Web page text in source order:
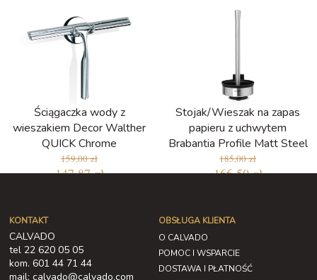
194,37 zł
dni: 203,15 zł
Ściągaczka wody z
wieszakiem Decor Walther
QUICK Chrome
159,00 zł
147,87 zł
Stojak/Wieszak na zapas
papieru z uchwytem
Brabantia Profile Matt Steel
185,00 zł
166,50 zł
KONTAKT
CALVADO
tel 22 620 05 05
kom. 601 44 71 44
mail: calvado@calvado.com
OBSŁUGA KLIENTA
O CALVADO
POMOC I WSPARCIE
DOSTAWA I PŁATNOŚĆ